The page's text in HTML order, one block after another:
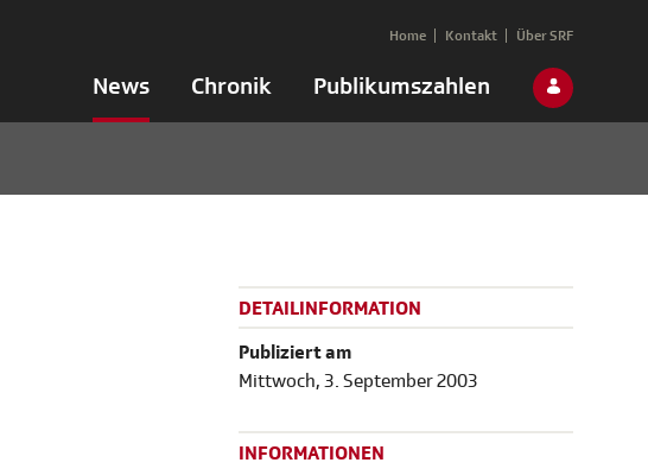
News Chronik Publikumszahlen
Home Kontakt Über SRF
DETAILINFORMATION
Publiziert am
Mittwoch, 3. September 2003
INFORMATIONEN